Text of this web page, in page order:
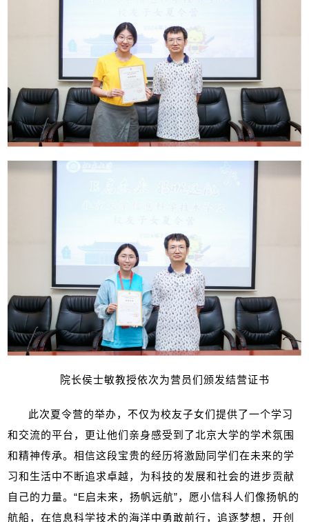
院长侯士敏教授依次为营员们颁发结营证书
此次夏令营的举办，不仅为校友子女们提供了一个学习
和交流的平台，更让他们亲身感受到了北京大学的学术氛围
和精神传承。相信这段宝贵的经历将激励同学们在未来的学
习和生活中不断追求卓越，为科技的发展和社会的进步贡献
自己的力量。“E启未来，扬帆远航”，愿小信科人们像扬帆的
航船，在信息科学技术的海洋中勇敢前行，追逐梦想，开创